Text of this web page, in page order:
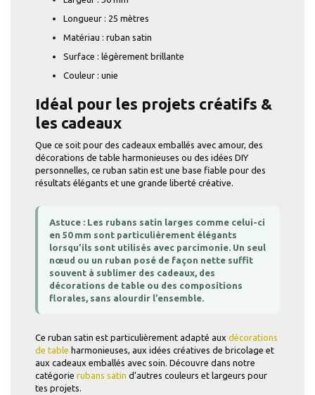
Longueur : 25 mètres
Matériau : ruban satin
Surface : légèrement brillante
Couleur : unie
Idéal pour les projets créatifs &
les cadeaux
Que ce soit pour des cadeaux emballés avec amour, des
décorations de table harmonieuses ou des idées DIY
personnelles, ce ruban satin est une base fiable pour des
résultats élégants et une grande liberté créative.
Astuce : Les rubans satin larges comme celui-ci
en 50 mm sont particulièrement élégants
lorsqu’ils sont utilisés avec parcimonie. Un seul
nœud ou un ruban posé de façon nette suffit
souvent à sublimer des cadeaux, des
décorations de table ou des compositions
florales, sans alourdir l’ensemble.
Ce ruban satin est particulièrement adapté aux décorations
de table harmonieuses, aux idées créatives de bricolage et
aux cadeaux emballés avec soin. Découvre dans notre
catégorie rubans satin d’autres couleurs et largeurs pour
tes projets.